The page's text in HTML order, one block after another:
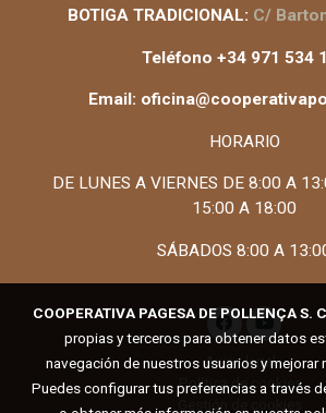
BOTIGA TRADICIONAL: C/
Teléfono +34 971 534
Email:
HORARIO
DE LUNES A VIERNES DE 8:00 A
15:00 A 18:00
SÁBADOS 8:00 A
Aviso legal
Política de cookies
Gestión de cookies
COOPERATIVA PAGESA DE POLLENÇA S.
propias y terceros para obtener datos
navegación de nuestros usuarios y mejorar
Puedes configurar tus preferencias a través